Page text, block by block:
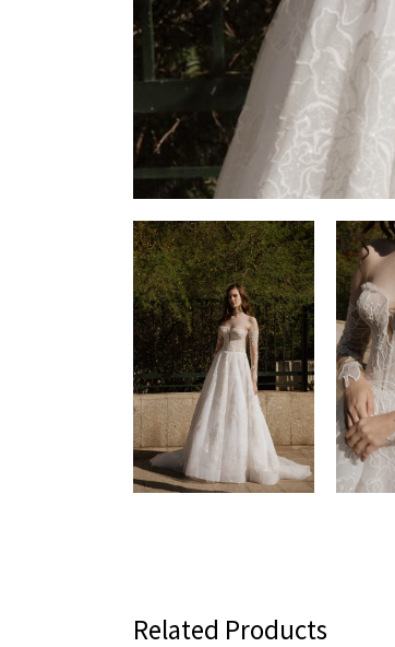
Related Products